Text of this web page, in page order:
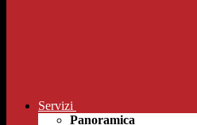
Servizi
Panoramica